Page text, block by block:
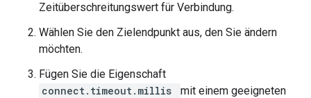
Zeitüberschreitungswert für Verbindung.
Wählen Sie den Zielendpunkt aus, den Sie ändern
möchten.
Fügen Sie die Eigenschaft
connect.timeout.millis
mit einem geeigneten